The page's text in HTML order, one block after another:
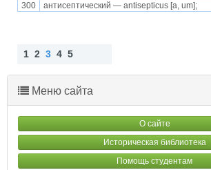
300
антисептический — antisepticus [a, um];
1 2 3 4 5
Меню сайта
О сайте
Историческая библиотека
Помощь студентам